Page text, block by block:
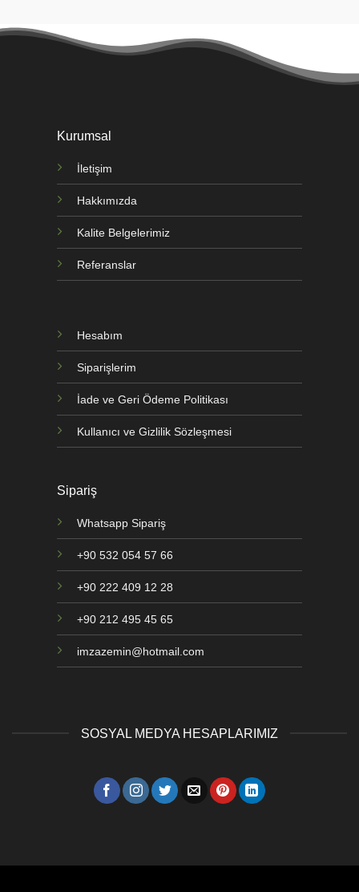
Kurumsal
İletişim
Hakkımızda
Kalite Belgelerimiz
Referanslar
Hesabım
Siparişlerim
İade ve Geri Ödeme Politikası
Kullanıcı ve Gizlilik Sözleşmesi
Sipariş
Whatsapp Sipariş
+90 532 054 57 66
+90 222 409 12 28
+90 212 495 45 65
imzazemin@hotmail.com
SOSYAL MEDYA HESAPLARIMIZ